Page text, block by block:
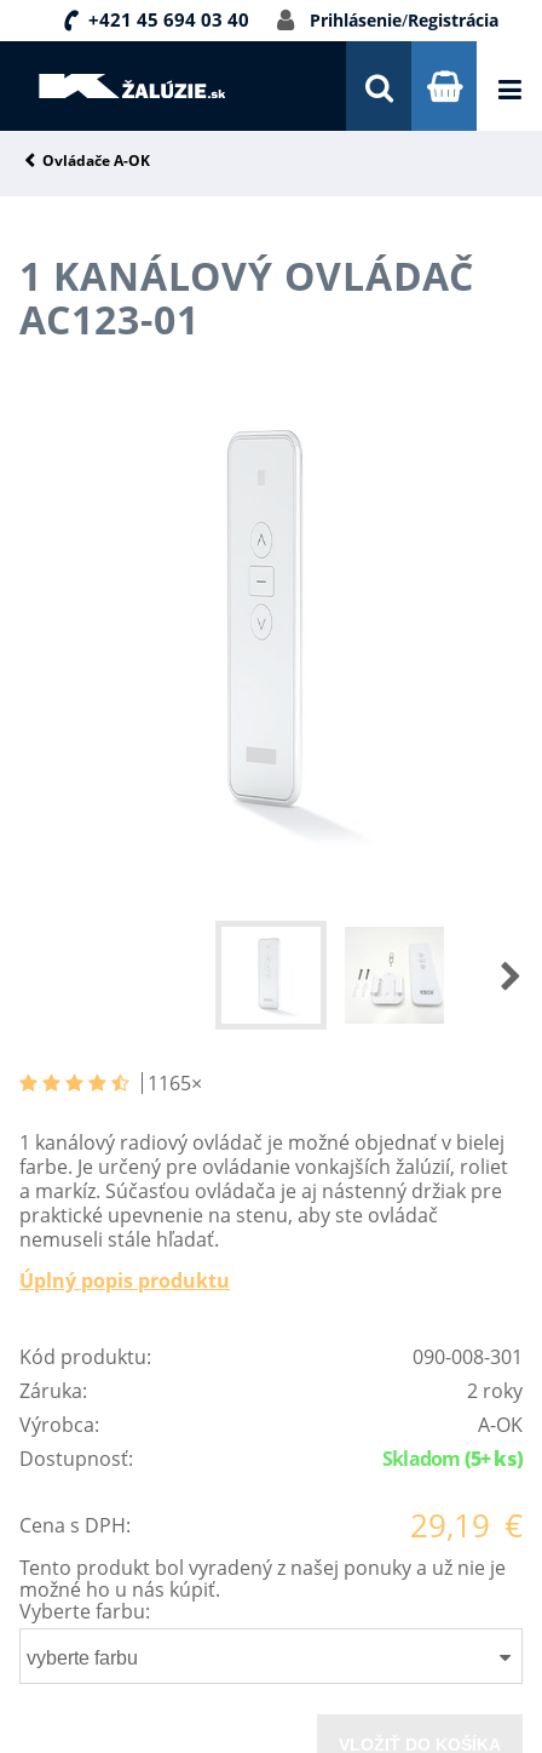
+421 45 694 03 40 Prihlásenie/Registrácia
DOPRAVA A PLATBA
NOVINKY
Ovládače A-OK
1 KANÁLOVÝ OVLÁDAČ
AC123-01
1165×
1 kanálový radiový ovládač je možné objednať v bielej
farbe. Je určený pre ovládanie vonkajších žalúzií, roliet
a markíz. Súčasťou ovládača je aj nástenný držiak pre
praktické upevnenie na stenu, aby ste ovládač
nemuseli stále hľadať.
Úplný popis produktu
Kód produktu:
090-008-301
Záruka:
2 roky
Výrobca:
A-OK
Dostupnosť:
Skladom(5+ ks)
Cena s DPH: 29,19 €
Tento produkt bol vyradený z našej ponuky a už nie je
možné ho u nás kúpiť.
Vyberte farbu:
vyberte farbu